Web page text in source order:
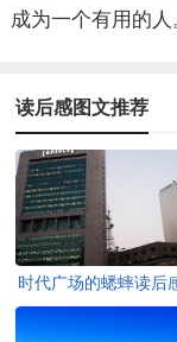
成为一个有用的人
读后感图文推荐
时代广场的蟋蟀读后